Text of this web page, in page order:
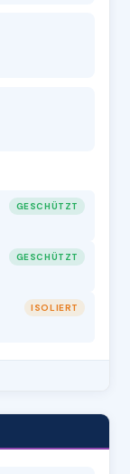
GESCHÜTZT
GESCHÜTZT
ISOLIERT